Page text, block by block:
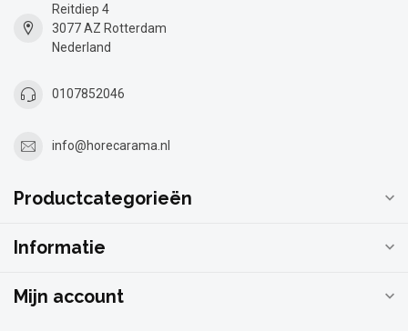
Reitdiep 4
3077 AZ Rotterdam
Nederland
0107852046
info@horecarama.nl
Productcategorieën
Informatie
Mijn account